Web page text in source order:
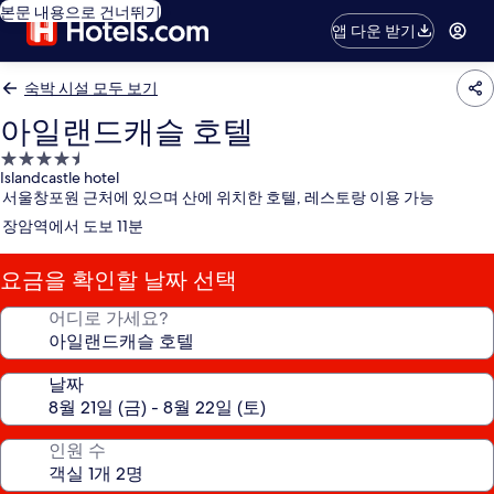
본문 내용으로 건너뛰기
앱 다운 받기
숙박 시설 모두 보기
아일랜드캐슬 호텔
4.5
성
급
숙
박
시
설
Islandcastle hotel
서울창포원 근처에 있으며 산에 위치한 호텔, 레스토랑 이용 가능
장암역에서 도보 11분
요금을 확인할 날짜 선택
어디로 가세요?
날짜
인원 수